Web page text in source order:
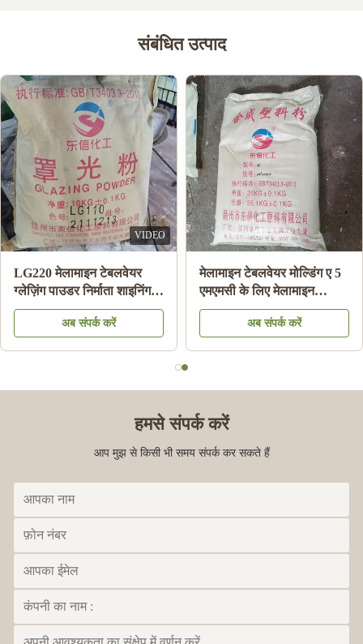
संबंधित उत्पाद
VIDEO
LG220 मेलामाइन टेबलवेयर
ग्लेज़िंग पाउडर निर्माता शाइनिंग
मेलामाइन प्लेट एचएस कोड
39092000 . के लिए
अब संपर्क करें
मेलामाइन टेबलवेयर मोल्डिंग ए 5
एमएमसी के लिए मेलामाइन
केमिकल मोल्डिंग राल सामग्री
अब संपर्क करें
हमसे संपर्क करें
आप मुझ से किसी भी समय संपर्क कर सकते हैं